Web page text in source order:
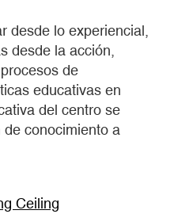
desde lo experiencial,
desde la acción,
de
educativas en
del centro se
conocimiento a
Ceiling